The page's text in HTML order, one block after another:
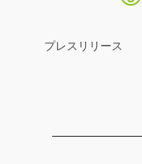
プレスリリース